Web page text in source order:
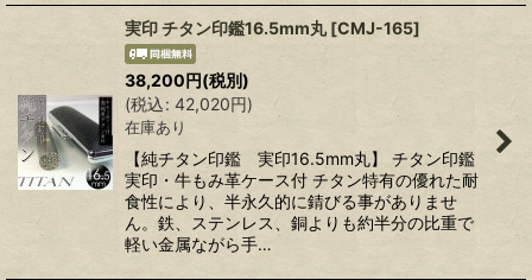
実印 チタン印鑑16.5mm丸 [CMJ-165]
38,200円(税別)
(税込: 42,020円)
在庫あり
【純チタン印鑑 実印16.5mm丸】 チタン印鑑
実印・牛もみ革ケース付 チタン特有の優れた耐
食性により、半永久的に錆びる事がありませ
ん。鉄、ステンレス、銅よりも約半分の比重で
軽い金属ながら手…